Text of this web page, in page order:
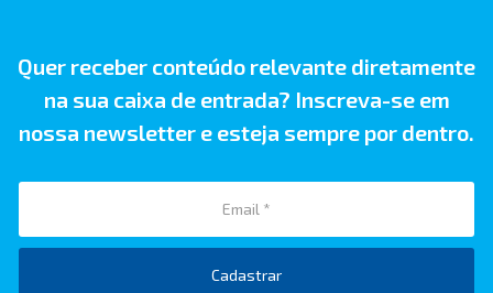
Quer receber conteúdo relevante diretamente
na sua caixa de entrada? Inscreva-se em
nossa newsletter e esteja sempre por dentro.
Cadastrar